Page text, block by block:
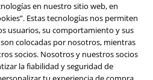
en nuestro sitio web, en
Estas tecnologías nos permiten
usuarios, su comportamiento y sus
colocadas por nosotros, mientras
socios. Nosotros y nuestros socios
la fiabilidad y seguridad de